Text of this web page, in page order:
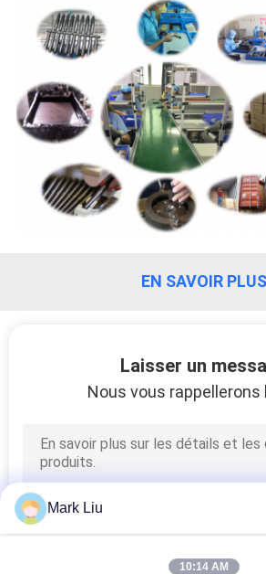
PRIVACY
EN SAVOIR PLUS
Laisser un
Nous vous
Mark Liu
10:14 AM